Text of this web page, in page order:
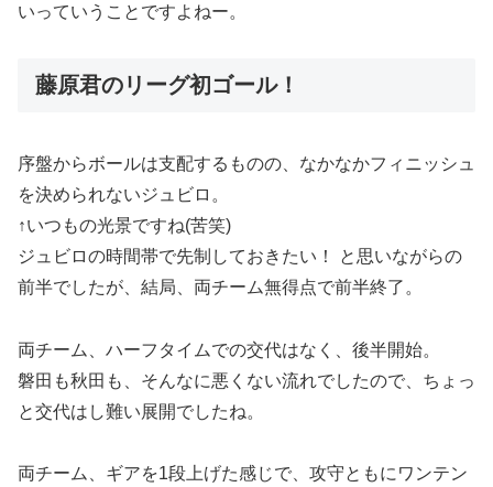
いっていうことですよねー。
藤原君のリーグ初ゴール！
序盤からボールは支配するものの、なかなかフィニッシュ
を決められないジュビロ。
↑いつもの光景ですね(苦笑)
ジュビロの時間帯で先制しておきたい！ と思いながらの
前半でしたが、結局、両チーム無得点で前半終了。
両チーム、ハーフタイムでの交代はなく、後半開始。
磐田も秋田も、そんなに悪くない流れでしたので、ちょっ
と交代はし難い展開でしたね。
両チーム、ギアを1段上げた感じで、攻守ともにワンテン